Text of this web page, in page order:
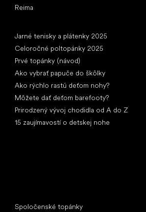
Reima
Jarné tenisky a plátenky 2025
Celoročné poltopánky 2025
Prvé topánky (návod)
Ako vybrať papuče do škôlky
Ako rýchlo rastú deťom nohy?
Môžete dať deťom barefooty?
Prirodzený vývoj chodidla od A do Z
15 zaujímavostí o detskej nohe
Spoločenské topánky